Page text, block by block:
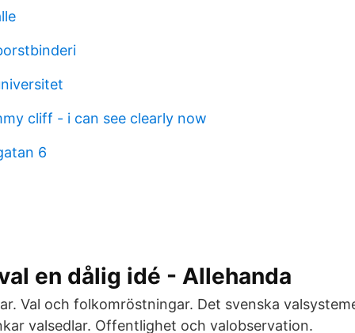
cliff - i can see clearly now
6
en dålig idé - Allehanda
Val och folkomröstningar. Det svenska
valsedlar. Offentlighet och valobservation.